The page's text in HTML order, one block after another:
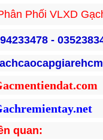
Phối VLXD
-
quan: